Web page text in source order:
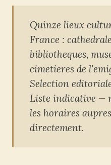
Quinze lieux
France :
bibliotheques,
cimetieres de
Selection
Liste indicative —
les horaires
directement.